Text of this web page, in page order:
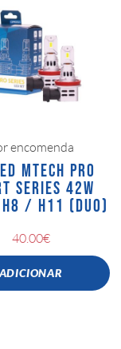
encomenda
MTECH PRO
SERIES 42W
/ H11 (DUO)
40.00€
ADICIONAR